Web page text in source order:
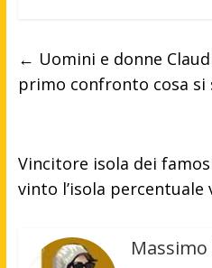
← Uomini e donne
primo confronto cosa si
Vincitore isola dei
vinto l’isola percentuale